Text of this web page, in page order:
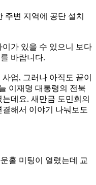
주변 지역에 공단 설치
가 있을 수 있으니 보다
바랍니다.
업, 그러나 아직도 끝이
이재명 대통령의 전북
데요. 새만금 도민회의
해서 이야기 나눠보도
홀 미팅이 열렸는데 교